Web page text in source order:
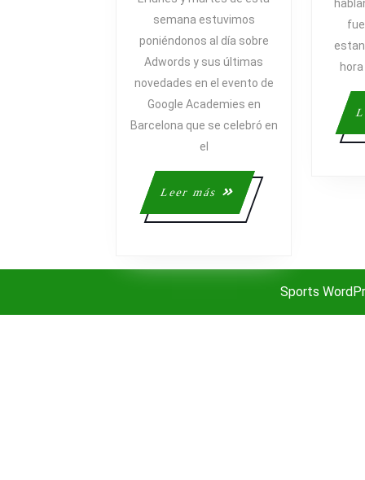
CON
semana estuvimos
poniéndonos al día sobre
Adwords y sus últimas
novedades en el evento de
Google Academies en
Barcelona que se celebró en
el
Leer más
Leer
más
Sports